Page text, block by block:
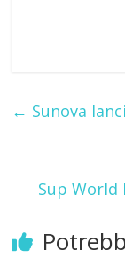
← Sunova
Sup World